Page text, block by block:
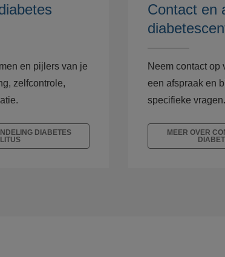
en pijlers van je
zelfcontrole,
DIABETES
Contact en
Neem contact op
een afspraak en
specifieke vragen.
MEER OVER